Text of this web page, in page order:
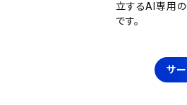
立するAI専用の
です。
サ